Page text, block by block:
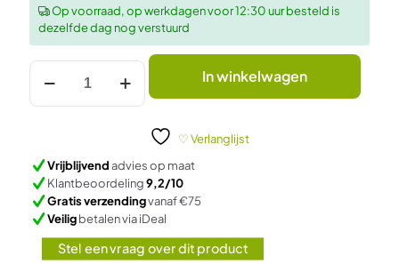
Op voorraad, op werkdagen voor 12:30 uur besteld is
dezelfde dag nog verstuurd
Witte
LED
AR111
DIMBAAR
12W
aantal
In winkelwagen
♡ Verlanglijst
Vrijblijvendadvies op maat
Klantbeoordeling9,2/10
Gratis verzendingvanaf €75
Veiligbetalen via iDeal
Stel een vraag over dit product